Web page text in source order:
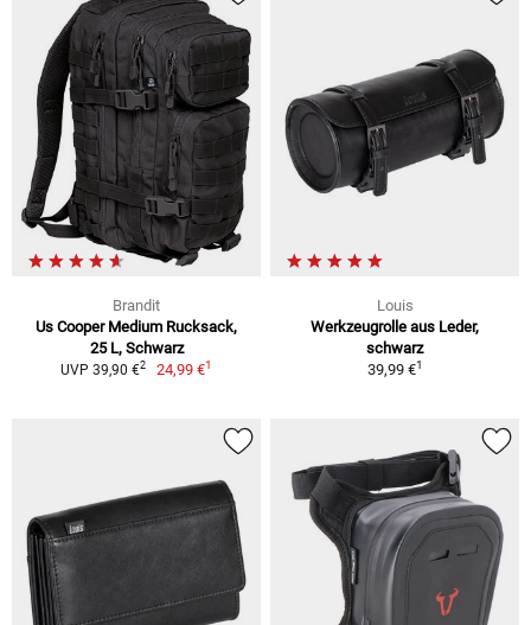
Brandit
Us Cooper Medium Rucksack,
25 L, Schwarz
UVP 39,90 €2 24,99 €1
Louis
Werkzeugrolle aus Leder,
schwarz
39,99 €1